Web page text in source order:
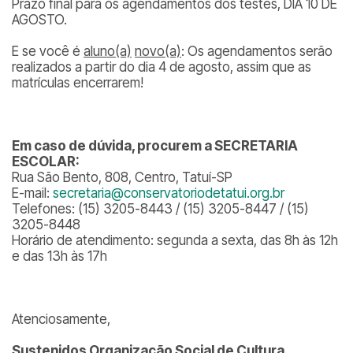
Prazo final para os agendamentos dos testes, DIA 10 DE
AGOSTO.
E se você é aluno(a) novo(a): Os agendamentos serão
realizados a partir do dia 4 de agosto, assim que as
matrículas encerrarem!
Em caso de dúvida, procurem a SECRETARIA
ESCOLAR:
Rua São Bento, 808, Centro, Tatuí-SP
E-mail: secretaria@conservatoriodetatui.org.br
Telefones: (15) 3205-8443 / (15) 3205-8447 / (15)
3205-8448
Horário de atendimento: segunda a sexta, das 8h às 12h
e das 13h às 17h
Atenciosamente,